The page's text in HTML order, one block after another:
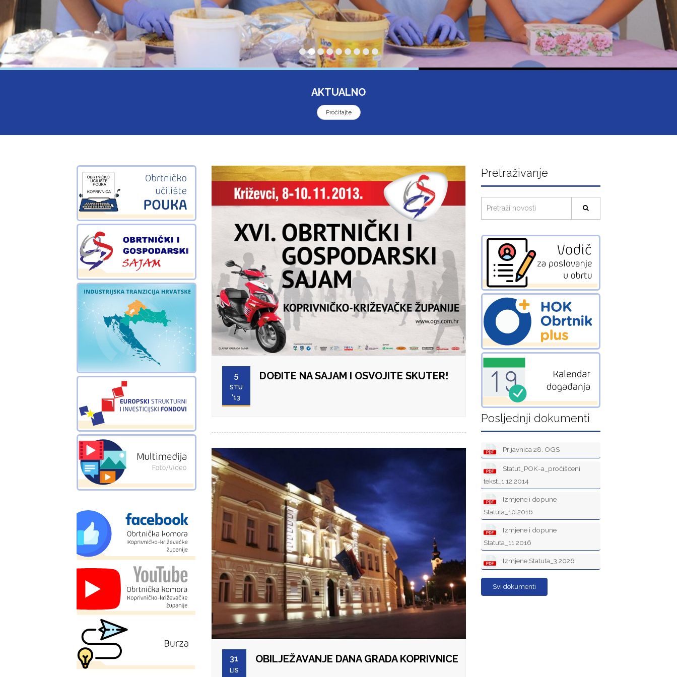
AKTUALNO
Pročitajte
5
STU
'13
DOĐITE NA SAJAM I OSVOJITE SKUTER!
31
LIS
OBILJEŽAVANJE DANA GRADA KOPRIVNICE
Pretraživanje
Posljednji dokumenti
Prijavnica 28. OGS
Statut_POK-a_pročišćeni
tekst_1.12.2014
Izmjene i dopune
Statuta_10.2016
Izmjene i dopune
Statuta_11.2016
Izmjene Statuta_3.2026
Svi dokumenti